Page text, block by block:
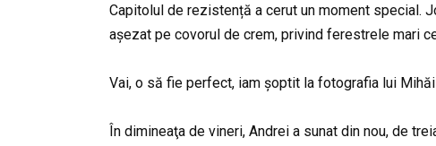
Capitolul de rezistență a cerut un moment special.
așezat pe covorul de crem, privind ferestrele mari
Vai, o să fie perfect, iam șoptit la fotografia lui
În dimineaţa de vineri, Andrei a sunat din nou, de